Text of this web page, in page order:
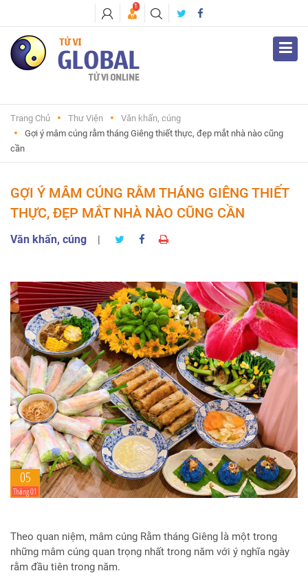
1
Trang Chủ Thư Viện
Văn khấn, cúng
Gợi ý mâm cúng rằm tháng Giêng thiết thực, đẹp mắt nhà nào cũng
cần
GỢI Ý MÂM CÚNG RẰM THÁNG GIÊNG THIẾT
THỰC, ĐẸP MẮT NHÀ NÀO CŨNG CẦN
Văn khấn, cúng |
05
Tháng 01
Theo quan niệm, mâm cúng Rằm tháng Giêng là một trong
những mâm cúng quan trọng nhất trong năm với ý nghĩa ngày
rằm đầu tiên trong năm.